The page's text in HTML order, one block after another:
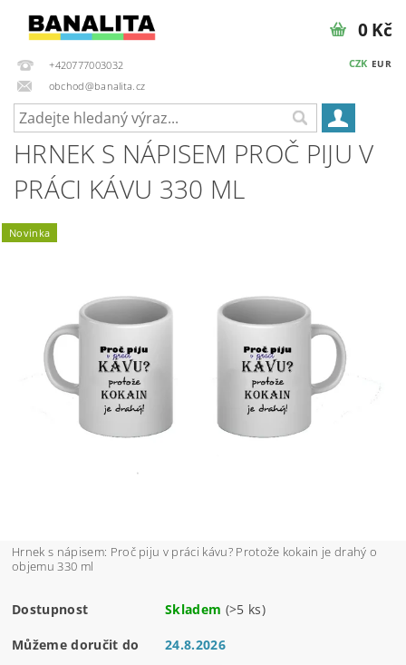
+420777003032
obchod@banalita.cz
CZK EUR
0 Kč
HRNEK S NÁPISEM PROČ PIJU V
PRÁCI KÁVU 330 ML
Novinka
Hrnek s nápisem: Proč piju v práci kávu? Protože kokain je drahý o
objemu 330 ml
Dostupnost Skladem (>5 ks)
Můžeme doručit do 24.8.2026